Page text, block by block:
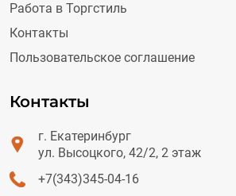
Работа в Торгстиль
Контакты
Пользовательское соглашение
Контакты
г. Екатеринбург
ул. Высоцкого, 42/2, 2 этаж
+7(343)345-04-16